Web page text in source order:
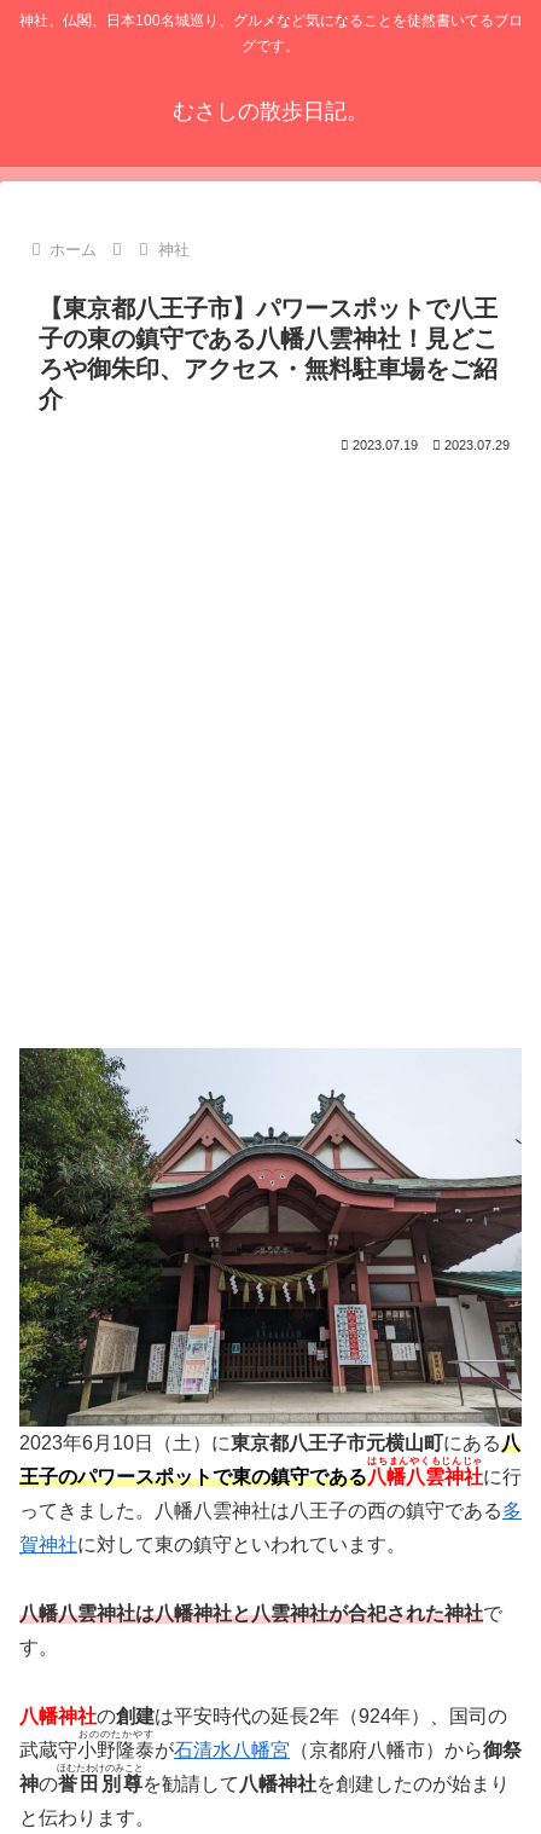
神社、仏閣、日本100名城巡り、グルメなど気になることを徒然書いてるブロ
グです。
むさしの散歩日記。
ホーム 神社
【東京都八王子市】パワースポットで八王
子の東の鎮守である八幡八雲神社！見どこ
ろや御朱印、アクセス・無料駐車場をご紹
介
2023.07.19 2023.07.29
2023年6月10日（土）に東京都八王子市元横山町にある八
王子のパワースポットで東の鎮守である八幡八雲神社
はちまんやくもじんじゃ
に行
ってきました。八幡八雲神社は八王子の西の鎮守である多
賀神社に対して東の鎮守といわれています。
八幡八雲神社は八幡神社と八雲神社が合祀された神社で
す。
八幡神社の創建は平安時代の延長2年（924年）、国司の
武蔵守小野隆泰
おののたかやす
が石清水八幡宮 （京都府八幡市）から御祭
神の誉田別尊
ほむたわけのみこと
を勧請して 八幡神社を創建したのが始まり
と伝わります。